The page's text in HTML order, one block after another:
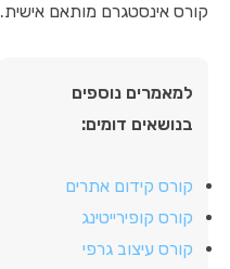
קורס אינסטגרם מותאם אישית.
למאמרים נוספים
בנושאים דומים:
קורס קידום אתרים
קורס קופירייטינג
קורס עיצוב גרפי